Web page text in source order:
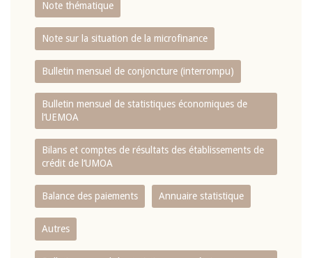
Note thématique
Note sur la situation de la microfinance
Bulletin mensuel de conjoncture (interrompu)
Bulletin mensuel de statistiques économiques de
l‘UEMOA
Bilans et comptes de résultats des établissements de
crédit de l‘UMOA
Balance des paiements Annuaire statistique
Autres